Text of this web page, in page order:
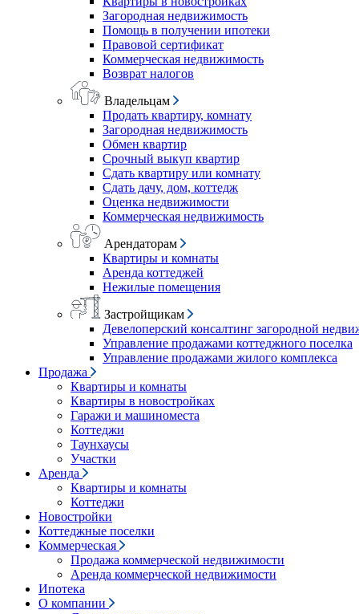
Загородная недвижимость
Помощь в получении ипотеки
Правовой сертификат
Коммерческая недвижимость
Возврат налогов
Владельцам
Продать квартиру, комнату
Загородная недвижимость
Обмен квартир
Срочный выкуп квартир
Сдать квартиру или комнату
Сдать дачу, дом, коттедж
Оценка недвижимости
Коммерческая недвижимость
Арендаторам
Квартиры и комнаты
Аренда коттеджей
Нежилые помещения
Застройщикам
Девелоперский консалтинг загородной
Управление продажами коттеджного поселка
Управление продажами жилого комплекса
Продажа
Квартиры и комнаты
Квартиры в новостройках
Гаражи и машиноместа
Коттеджи
Таунхаусы
Участки
Аренда
Квартиры и комнаты
Коттеджи
Новостройки
Коттеджные поселки
Коммерческая
Продажа коммерческой недвижимости
Аренда коммерческой недвижимости
Ипотека
О компании